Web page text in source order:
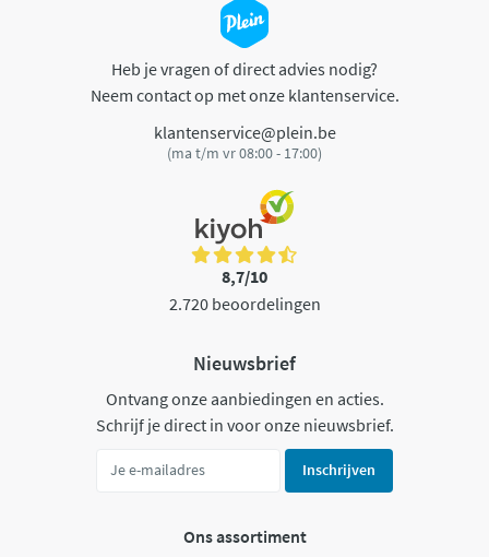
Heb je vragen of direct advies nodig?
Neem contact op met onze klantenservice.
klantenservice@plein.be
(ma t/m vr 08:00 - 17:00)
8,7/10
2.720 beoordelingen
Nieuwsbrief
Ontvang onze aanbiedingen en acties.
Schrijf je direct in voor onze nieuwsbrief.
Inschrijven
Ons assortiment